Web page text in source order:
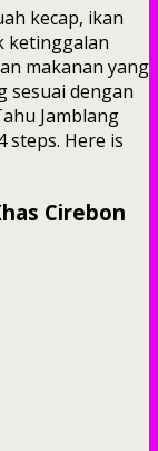
kecap, ikan
ketinggalan
makanan yang
sesuai dengan
Jamblang
steps. Here is
Cirebon